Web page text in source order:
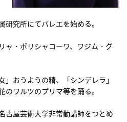
研究所にてバレエを始める。
ャ・ボリシャコーワ、ワジム・グ
おうようの精、「シンデレラ」
ワルツのプリマ等を踊る。
古屋芸術大学非常勤講師をつとめ